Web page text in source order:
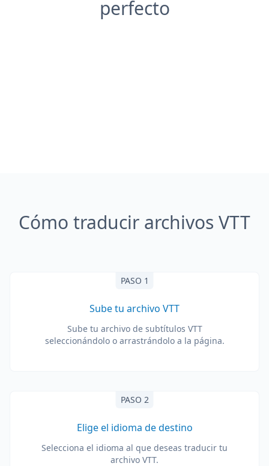
perfecto
Cómo traducir archivos VTT
PASO 1
Sube tu archivo VTT
Sube tu archivo de subtítulos VTT
seleccionándolo o arrastrándolo a la página.
PASO 2
Elige el idioma de destino
Selecciona el idioma al que deseas traducir tu
archivo VTT.